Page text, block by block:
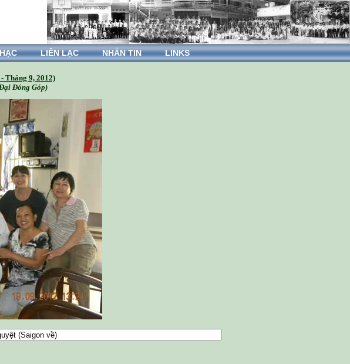
LIÊN LẠC NHẮN TIN LINKS
Tháng 9, 2012)
Đóng Góp)